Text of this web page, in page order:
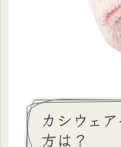
カシウェ
方は？